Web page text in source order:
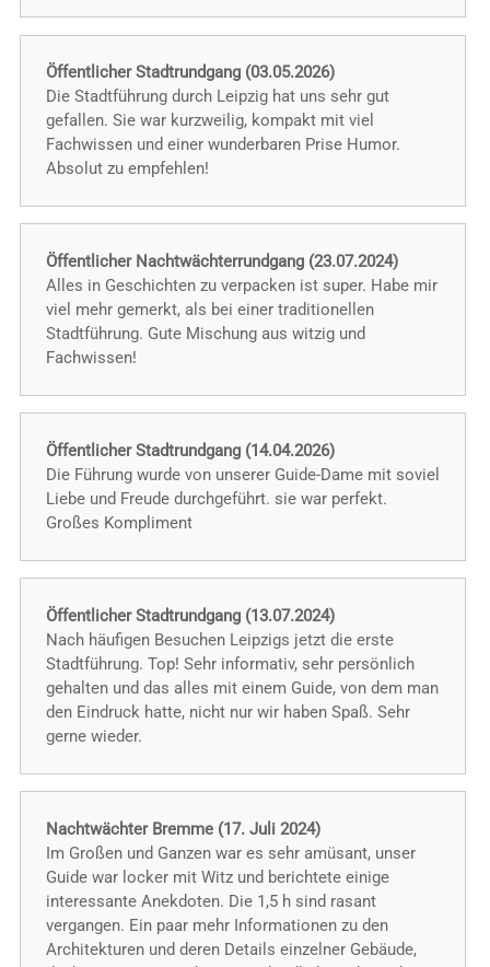
Öffentlicher Stadtrundgang (03.05.2026)
Die Stadtführung durch Leipzig hat uns sehr gut
gefallen. Sie war kurzweilig, kompakt mit viel
Fachwissen und einer wunderbaren Prise Humor.
Absolut zu empfehlen!
Öffentlicher Nachtwächterrundgang (23.07.2024)
Alles in Geschichten zu verpacken ist super. Habe mir
viel mehr gemerkt, als bei einer traditionellen
Stadtführung. Gute Mischung aus witzig und
Fachwissen!
Öffentlicher Stadtrundgang (14.04.2026)
Die Führung wurde von unserer Guide-Dame mit soviel
Liebe und Freude durchgeführt. sie war perfekt.
Großes Kompliment
Öffentlicher Stadtrundgang (13.07.2024)
Nach häufigen Besuchen Leipzigs jetzt die erste
Stadtführung. Top! Sehr informativ, sehr persönlich
gehalten und das alles mit einem Guide, von dem man
den Eindruck hatte, nicht nur wir haben Spaß. Sehr
gerne wieder.
Nachtwächter Bremme (17. Juli 2024)
Im Großen und Ganzen war es sehr amüsant, unser
Guide war locker mit Witz und berichtete einige
interessante Anekdoten. Die 1,5 h sind rasant
vergangen. Ein paar mehr Informationen zu den
Architekturen und deren Details einzelner Gebäude,